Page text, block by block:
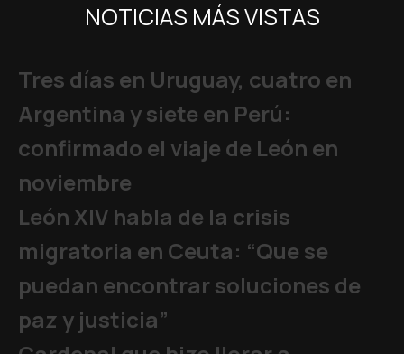
NOTICIAS MÁS VISTAS
Tres días en Uruguay, cuatro en
Argentina y siete en Perú:
confirmado el viaje de León en
noviembre
León XIV habla de la crisis
migratoria en Ceuta: “Que se
puedan encontrar soluciones de
paz y justicia”